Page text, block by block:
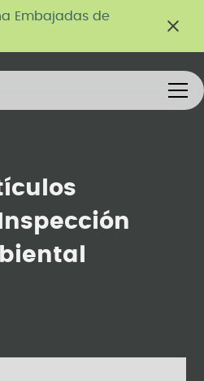
Embajadas de
Inspección